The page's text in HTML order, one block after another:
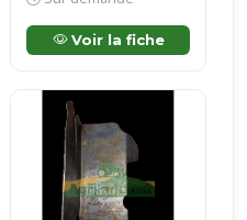
Voir la fiche